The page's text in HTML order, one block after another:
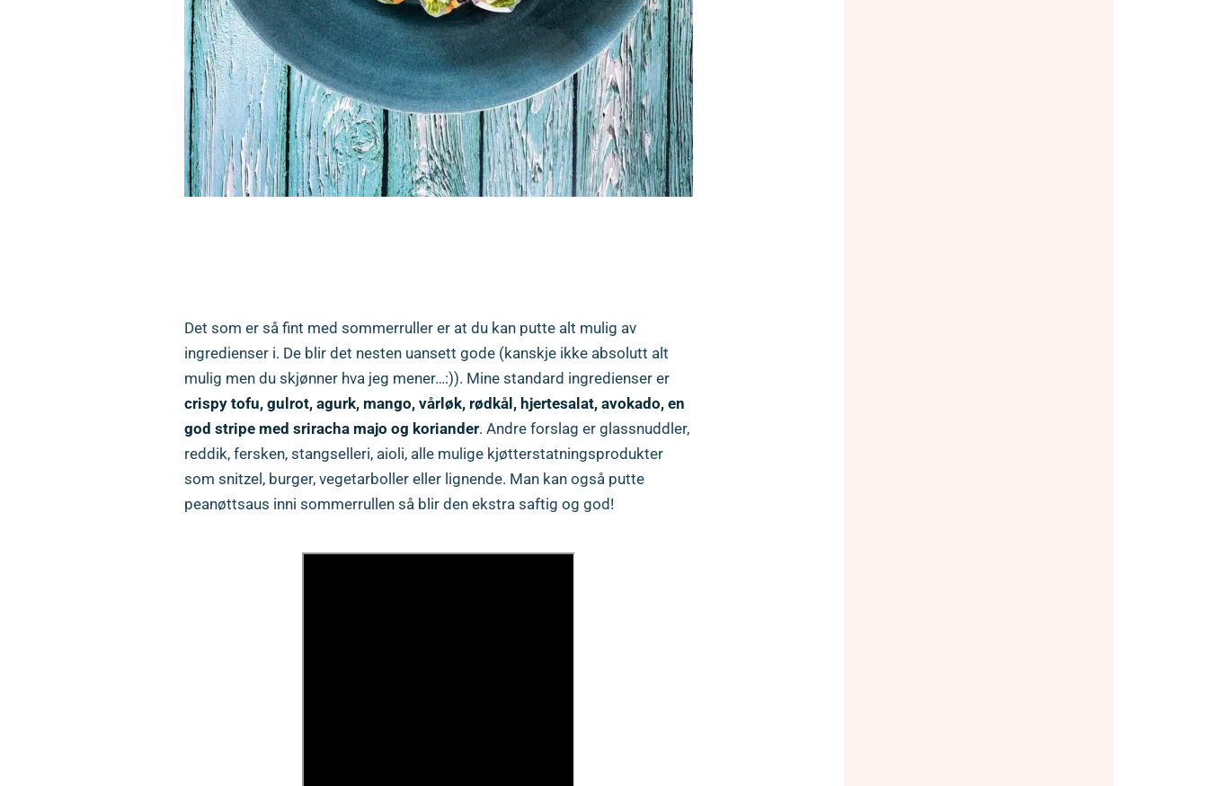
Det som er så fint med sommerruller er at du kan putte alt mulig av
ingredienser i. De blir det nesten uansett gode (kanskje ikke absolutt alt
mulig men du skjønner hva jeg mener…:)). Mine standard ingredienser er
crispy tofu, gulrot, agurk, mango, vårløk, rødkål, hjertesalat, avokado, en
god stripe med sriracha majo og koriander. Andre forslag er glassnuddler,
reddik, fersken, stangselleri, aioli, alle mulige kjøtterstatningsprodukter
som snitzel, burger, vegetarboller eller lignende. Man kan også putte
peanøttsaus inni sommerrullen så blir den ekstra saftig og god!